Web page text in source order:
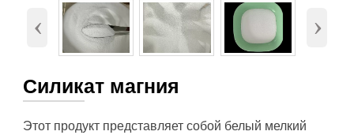
‹ ›
Силикат магния
Этот продукт представляет собой белый мелкий